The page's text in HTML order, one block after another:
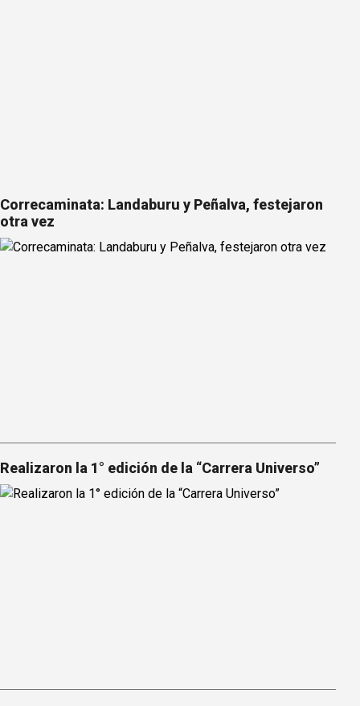
Correcaminata: Landaburu y Peñalva, festejaron
otra vez
Realizaron la 1° edición de la “Carrera Universo”